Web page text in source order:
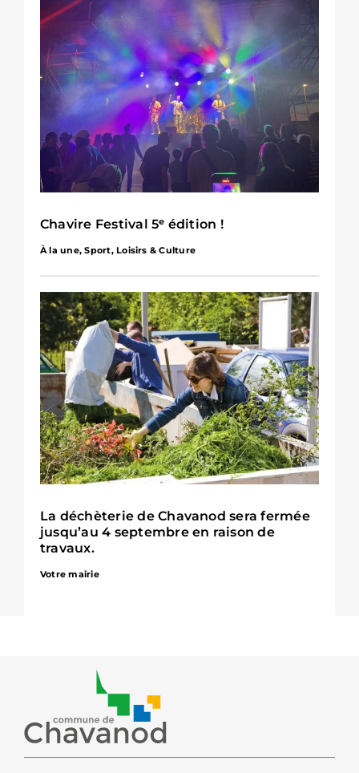
Chavire Festival 5ᵉ édition !
À la une,Sport, Loisirs & Culture
La déchèterie de Chavanod sera fermée
jusqu’au 4 septembre en raison de
travaux.
Votre mairie